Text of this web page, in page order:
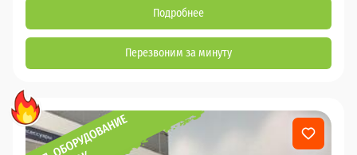
Подробнее
Перезвоним за минуту